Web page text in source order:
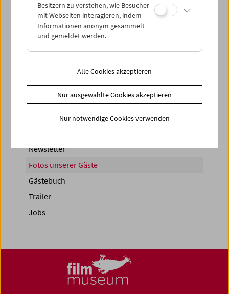
Newsletter
Fotos unserer Gäste
Gästebuch
Trailer
Jobs
Besitzern zu verstehen, wie Besucher
mit Webseiten interagieren, indem
Informationen anonym gesammelt
und gemeldet werden.
Alle Cookies akzeptieren
Nur ausgewählte Cookies akzeptieren
Nur notwendige Cookies verwenden